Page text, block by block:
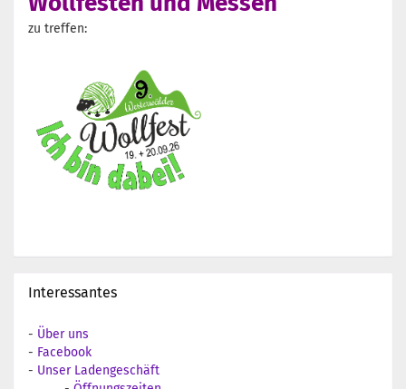
zu treffen:
Interessantes
- Über uns
- Facebook
- Unser Ladengeschäft